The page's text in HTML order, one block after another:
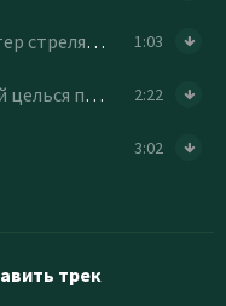
по ногам 1:03
в глаза 2:22
3:02
трек